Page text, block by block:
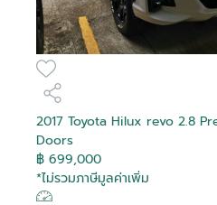
2017 Toyota Hilux revo 2.8
Doors
฿ 699,000
*ไม่รวมภาษีมูลค่าเพิ่ม